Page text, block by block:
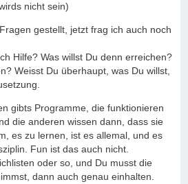
nicht sein)
gestellt, jetzt frag ich auch noch
Hilfe? Was willst Du denn erreichen?
Weisst Du überhaupt, was Du willst,
gibts Programme, die funktionieren
die anderen wissen dann, dass sie
es zu lernen, ist es allemal, und es
Fun ist das auch nicht.
oder so, und Du musst die
dann auch genau einhalten.